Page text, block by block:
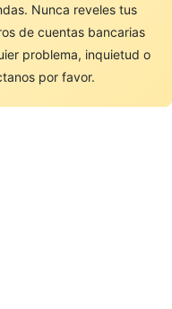
Nunca reveles tus
de cuentas bancarias
problema, inquietud o
por favor.